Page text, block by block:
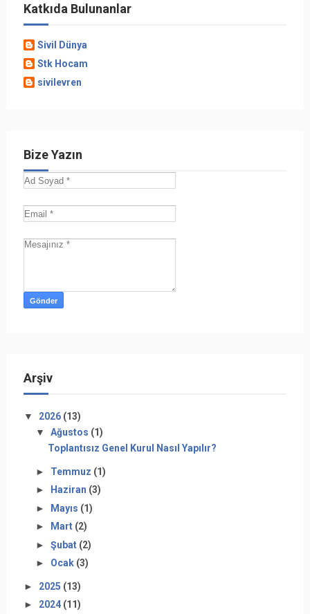
Katkıda Bulunanlar
Sivil Dünya
Stk Hocam
sivilevren
Bize Yazın
Arşiv
▼ 2026 (13)
▼ Ağustos (1)
Toplantısız Genel Kurul Nasıl Yapılır?
► Temmuz (1)
►
Haziran (3)
► Mayıs (1)
►
Mart (2)
► Şubat (2)
► Ocak (3)
► 2025 (13)
► 2024 (11)